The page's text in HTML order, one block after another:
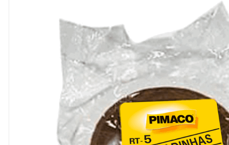
6º papel
pincel
8 cola
barbante
fita